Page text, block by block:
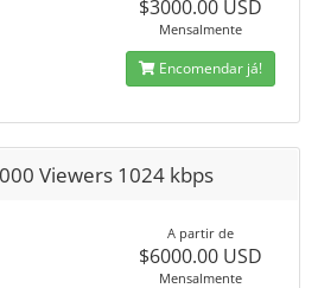
$3000.00 USD
Mensalmente
Encomendar já!
Viewers 1024 kbps
A partir de
$6000.00 USD
Mensalmente